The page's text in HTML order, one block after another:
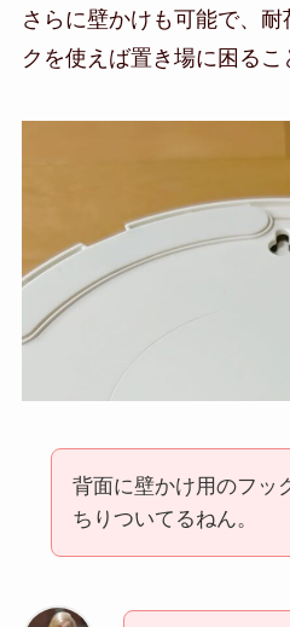
さらに壁かけも可能で、
クを使えば置き場に困るこ
背面に壁かけ用のフッ
ちりついてるねん。